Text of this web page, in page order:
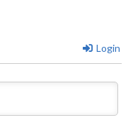
Login